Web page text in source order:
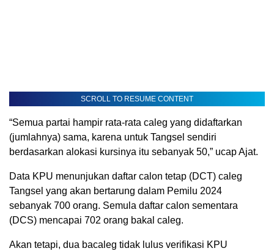
SCROLL TO RESUME CONTENT
“Semua partai hampir rata-rata caleg yang didaftarkan
(jumlahnya) sama, karena untuk Tangsel sendiri
berdasarkan alokasi kursinya itu sebanyak 50,” ucap Ajat.
Data KPU menunjukan daftar calon tetap (DCT) caleg
Tangsel yang akan bertarung dalam Pemilu 2024
sebanyak 700 orang. Semula daftar calon sementara
(DCS) mencapai 702 orang bakal caleg.
Akan tetapi, dua bacaleg tidak lulus verifikasi KPU